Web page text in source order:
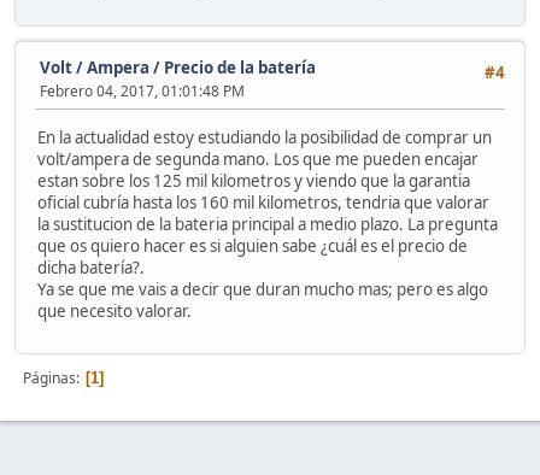
#4
Volt / Ampera / Precio de la batería
Febrero 04, 2017, 01:01:48 PM
En la actualidad estoy estudiando la posibilidad de comprar un
volt/ampera de segunda mano. Los que me pueden encajar
estan sobre los 125 mil kilometros y viendo que la garantia
oficial cubría hasta los 160 mil kilometros, tendria que valorar
la sustitucion de la bateria principal a medio plazo. La pregunta
que os quiero hacer es si alguien sabe ¿cuál es el precio de
dicha batería?.
Ya se que me vais a decir que duran mucho mas; pero es algo
que necesito valorar.
Páginas 1